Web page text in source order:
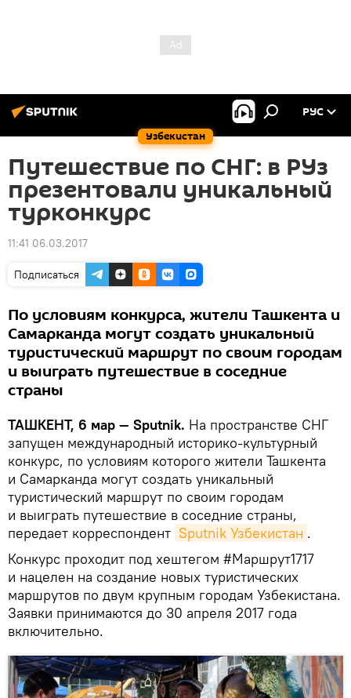
Узбекистан
РУС
Путешествие по СНГ: в РУз
презентовали уникальный
турконкурс
11:41 06.03.2017
Подписаться
По условиям конкурса, жители Ташкента и
Самарканда могут создать уникальный
туристический маршрут по своим городам
и выиграть путешествие в соседние
страны
ТАШКЕНТ, 6 мар — Sputnik. На пространстве СНГ
запущен международный историко-культурный
конкурс, по условиям которого жители Ташкента
и Самарканда могут создать уникальный
туристический маршрут по своим городам
и выиграть путешествие в соседние страны,
передает корреспондент Sputnik Узбекистан .
Конкурс проходит под хештегом #Маршрут1717
и нацелен на создание новых туристических
маршрутов по двум крупным городам Узбекистана.
Заявки принимаются до 30 апреля 2017 года
включительно.